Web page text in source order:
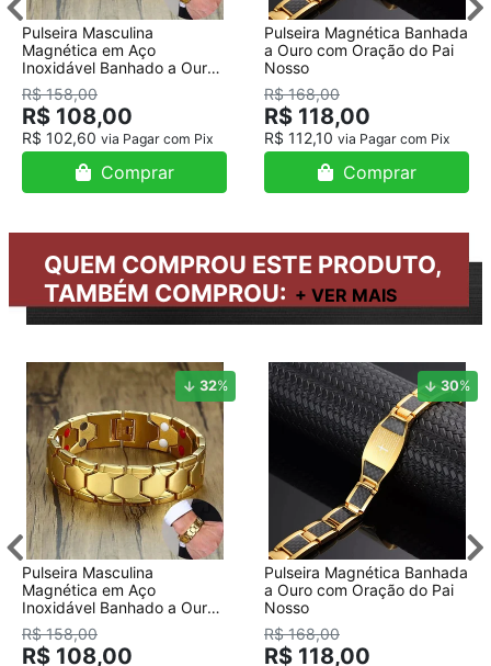
Pulseira Masculina
Magnética em Aço
Inoxidável Banhado a Ouro
18K
R$ 158,00
R$ 108,00
R$ 102,60 via Pagar com Pix
Comprar
Pulseira Magnética Banhada
a Ouro com Oração do Pai
Nosso
R$ 168,00
R$ 118,00
R$ 112,10 via Pagar com Pix
Comprar
QUEM COMPROU ESTE PRODUTO,
TAMBÉM COMPROU:
32%
Pulseira Masculina
Magnética em Aço
Inoxidável Banhado a Ouro
18K
R$ 158,00
R$ 108,00
30%
Pulseira Magnética Banhada
a Ouro com Oração do Pai
Nosso
R$ 168,00
R$ 118,00